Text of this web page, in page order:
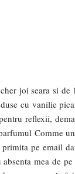
joi seara si
cu vanilie
reflexii,
Comme
pe email
mea de